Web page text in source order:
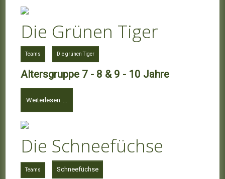
Die Grünen Tiger
Teams Die grünen Tiger
Altersgruppe 7 - 8 & 9 - 10 Jahre
Weiterlesen …
Die Schneefüchse
Teams Schneefüchse